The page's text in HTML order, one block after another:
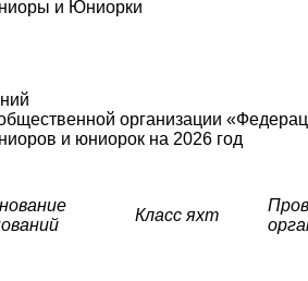
и Юниорки
организации
и юниорок на 2026 год
Класс яхт